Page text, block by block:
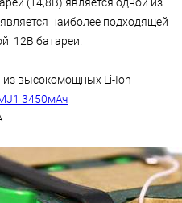
наиболее подходящей
12В батареи.
из высокомощных Li-Ion
3450мАч